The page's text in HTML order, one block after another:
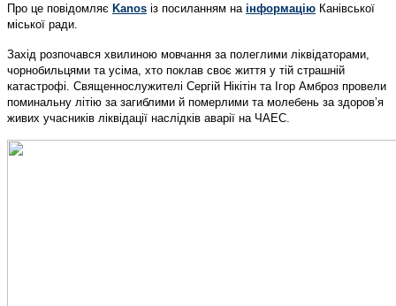
Про це повідомляє Kanos із посиланням на інформацію Канівської
міської ради.
Захід розпочався хвилиною мовчання за полеглими ліквідаторами,
чорнобильцями та усіма, хто поклав своє життя у тій страшній
катастрофі. Священнослужителі Сергій Нікітін та Ігор Амброз провели
поминальну літію за загиблими й померлими та молебень за здоров’я
живих учасників ліквідації наслідків аварії на ЧАЕС.